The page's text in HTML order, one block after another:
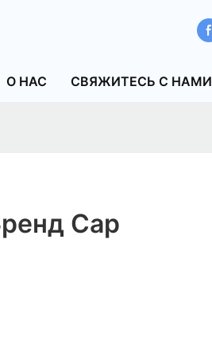
О НАС СВЯЖИТЕСЬ С НАМИ
Cap